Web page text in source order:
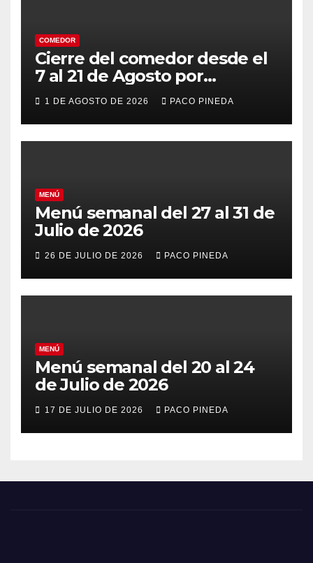
COMEDOR
Cierre del comedor desde el
7 al 21 de Agosto por
vacaciones
1 DE AGOSTO DE 2026 PACO PINEDA
MENÚ
Menú semanal del 27 al 31 de
Julio de 2026
26 DE JULIO DE 2026 PACO PINEDA
MENÚ
Menú semanal del 20 al 24
de Julio de 2026
17 DE JULIO DE 2026 PACO PINEDA